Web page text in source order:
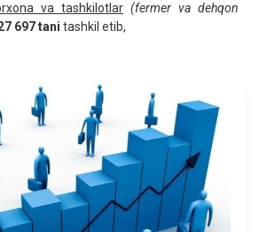
va tashkilotlar (fermer va dehqon
7 697tani tashkil etib,